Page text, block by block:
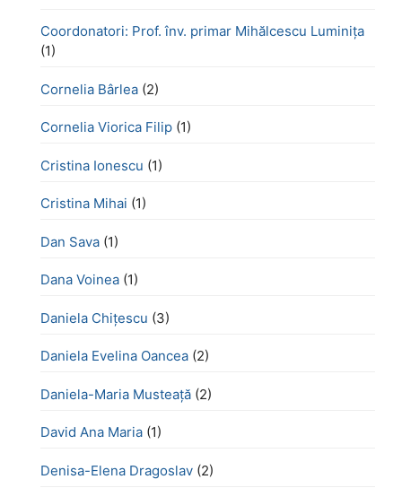
Coordonatori: Prof. înv. primar Mihălcescu Luminița
(1)
Cornelia Bârlea (2)
Cornelia Viorica Filip (1)
Cristina Ionescu (1)
Cristina Mihai (1)
Dan Sava (1)
Dana Voinea (1)
Daniela Chițescu (3)
Daniela Evelina Oancea (2)
Daniela-Maria Musteață (2)
David Ana Maria (1)
Denisa-Elena Dragoslav (2)